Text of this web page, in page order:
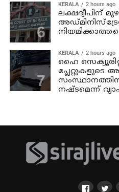
KERALA 2 hours ago
ലക്ഷദ്വീപിന്
KERALA 2 hours ago
ഹൈ
പ്ലേറ്റുകളുടെ
നഷ്ടമെന്ന്